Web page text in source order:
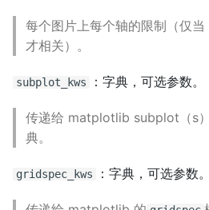
每个图片上每个轴的限制（仅
才相关）。
subplot_kws ：字典，可选参数。
传递给 matplotlib subplot（s
典。
gridspec_kws ：字典，可选参数。